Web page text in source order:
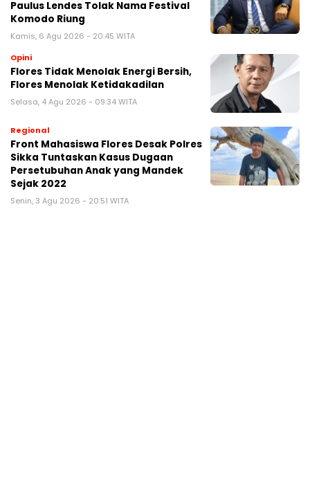
Paulus Lendes Tolak Nama Festival
Komodo Riung
Kamis, 6 Agu 2026 - 20:45 WITA
Opini
Flores Tidak Menolak Energi Bersih,
Flores Menolak Ketidakadilan
Selasa, 4 Agu 2026 - 09:34 WITA
Regional
Front Mahasiswa Flores Desak Polres
Sikka Tuntaskan Kasus Dugaan
Persetubuhan Anak yang Mandek
Sejak 2022
Senin, 3 Agu 2026 - 20:51 WITA